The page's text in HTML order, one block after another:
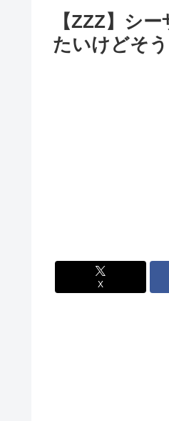
【ZZZ】シ
たいけどそ
X